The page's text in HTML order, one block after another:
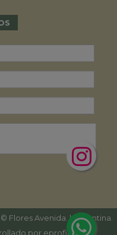
Flores Avenida. | Argentina.
por eproficio